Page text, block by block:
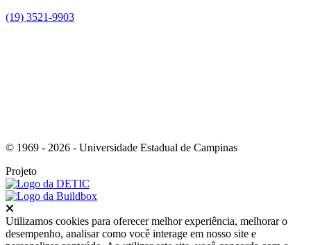
(19) 3521-9903
© 1969 - 2026 - Universidade Estadual de Campinas
Projeto
Utilizamos cookies para oferecer melhor experiência, melhorar o
desempenho, analisar como você interage em nosso site e